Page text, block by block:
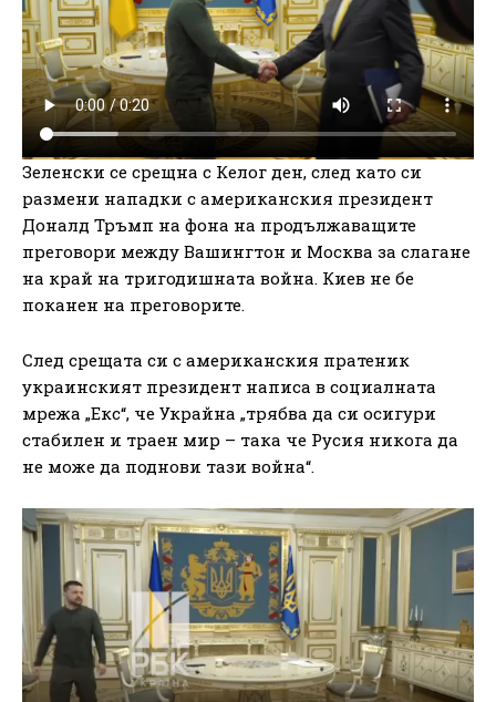
Зеленски се срещна с Келог ден, след като си
размени нападки с американския президент
Доналд Тръмп на фона на продължаващите
преговори между Вашингтон и Москва за слагане
на край на тригодишната война. Киев не бе
поканен на преговорите.
След срещата си с американския пратеник
украинският президент написа в социалната
мрежа „Екс“, че Украйна „трябва да си осигури
стабилен и траен мир – така че Русия никога да
не може да поднови тази война“.